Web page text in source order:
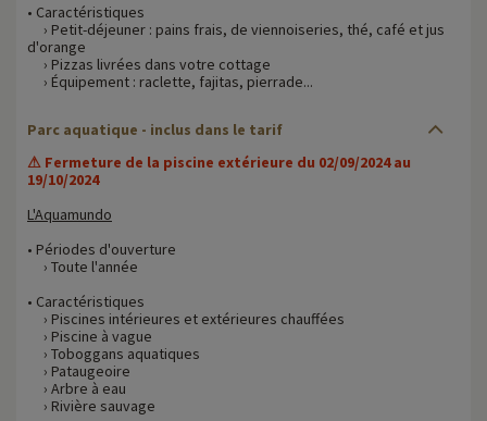
• Caractéristiques
› Petit-déjeuner : pains frais, de viennoiseries, thé, café et jus
d'orange
› Pizzas livrées dans votre cottage
› Équipement : raclette, fajitas, pierrade...
Parc aquatique - inclus dans le tarif
⚠ Fermeture de la piscine extérieure du 02/09/2024 au
19/10/2024
L'Aquamundo
• Périodes d'ouverture
› Toute l'année
• Caractéristiques
› Piscines intérieures et extérieures chauffées
› Piscine à vague
› Toboggans aquatiques
› Pataugeoire
› Arbre à eau
› Rivière sauvage